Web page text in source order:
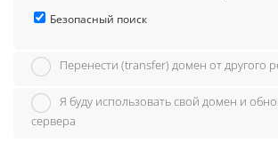
Безопасный поиск
Перенести (transfer) домен от другого
Я буду использовать свой домен и
сервера